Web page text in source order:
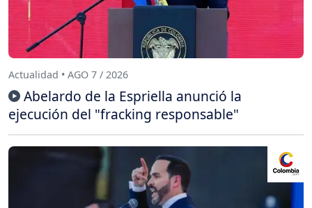
Actualidad • AGO 7 / 2026
Abelardo de la Espriella anunció la
ejecución del "fracking responsable"